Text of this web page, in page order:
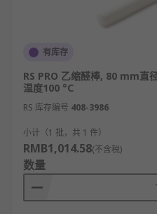
有库存
RS PRO 乙缩醛棒, 80 mm直
温度100 °C
RS 库存编号 408-3986
小计（1 批，共 1 件）
RMB1,014.58(不含税)
数量